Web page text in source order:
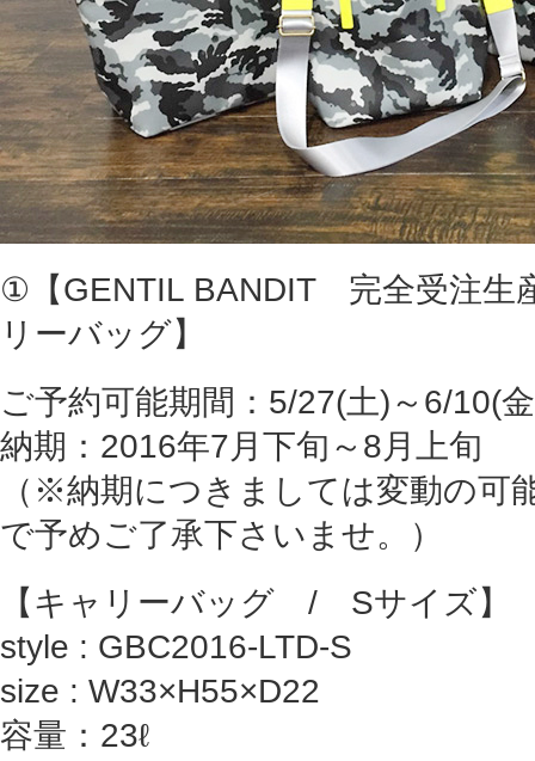
①【GENTIL BANDIT 完全受注
リーバッグ】
ご予約可能期間：5/27(土)～6/10(
納期：2016年7月下旬～8月上旬
（※納期につきましては変動の可
で予めご了承下さいませ。）
【キャリーバッグ / Sサイズ】
style : GBC2016-LTD-S
size : W33×H55×D22
容量：23ℓ